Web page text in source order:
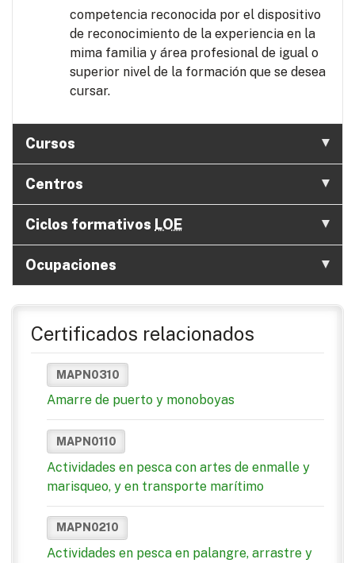
competencia reconocida por el dispositivo
de reconocimiento de la experiencia en la
mima familia y área profesional de igual o
superior nivel de la formación que se desea
cursar.
Cursos
Centros
Ciclos formativos LOE
Ocupaciones
Certificados relacionados
MAPN0310
Amarre de puerto y monoboyas
MAPN0110
Actividades en pesca con artes de enmalle y
marisqueo, y en transporte marítimo
MAPN0210
Actividades en pesca en palangre, arrastre y